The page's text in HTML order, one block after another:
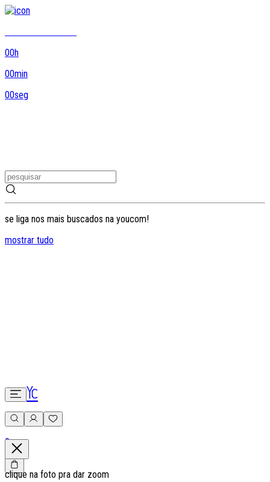
00h
00min
00seg
se liga nos mais buscados na youcom!
mostrar tudo
0
clique na foto pra dar zoom